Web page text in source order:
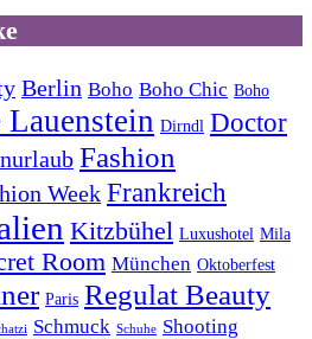
Berlin Boho Boho Chic Boho
Dirndl Doctor
Fashion
Week Frankreich
Kitzbühel Luxushotel Mila
Room München Oktoberfest
Paris Regulat Beauty
Schmuck Schuhe Shooting